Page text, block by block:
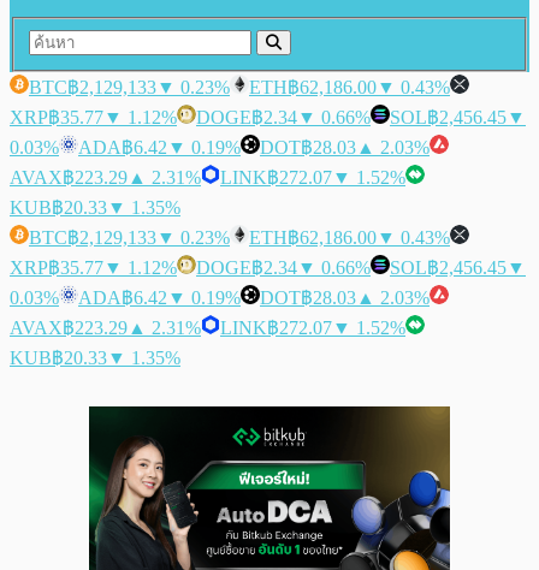
BTC฿2,129,133▼ 0.23% ETH฿62,186.00▼ 0.43%
XRP฿35.77▼ 1.12% DOGE฿2.34▼ 0.66% SOL฿2,456.45▼
0.03%
ADA฿6.42 ▼ 0.19% DOT฿28.03 ▲ 2.03%
AVAX฿223.29 ▲ 2.31% LINK฿272.07▼ 1.52%
KUB฿20.33▼ 1.35%
BTC฿2,129,133▼ 0.23% ETH฿62,186.00▼ 0.43%
XRP฿35.77▼ 1.12% DOGE฿2.34▼ 0.66% SOL฿2,456.45▼
0.03%
ADA฿6.42 ▼ 0.19% DOT฿28.03 ▲ 2.03%
AVAX฿223.29 ▲ 2.31% LINK฿272.07▼ 1.52%
KUB฿20.33▼ 1.35%